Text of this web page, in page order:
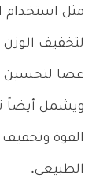
مثل استخدام
لتخفيف
عصا لتحسين
ويشمل أيضاً
القوة
الطبيعي.